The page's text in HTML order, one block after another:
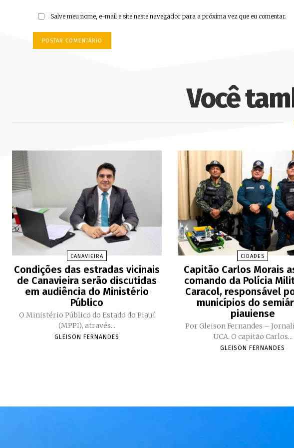
Salve meu nome, e-mail e site neste navegador para a próxima vez que eu comentar.
Você
CANAVIEIRA
Condições das estradas vicinais
de Canavieira serão discutidas
em audiência do Ministério
Público
O Ministério Público do Estado do Piauí
(MPPI), através...
GLEISON FERNANDES
CIDADES
Capitão Carlos Morais
comando da Polícia
Caracol, responsável
municípios do
piauiense
Por Gleison Fernandes –
UCA. O capitão Carlos...
GLEISON FERNANDES